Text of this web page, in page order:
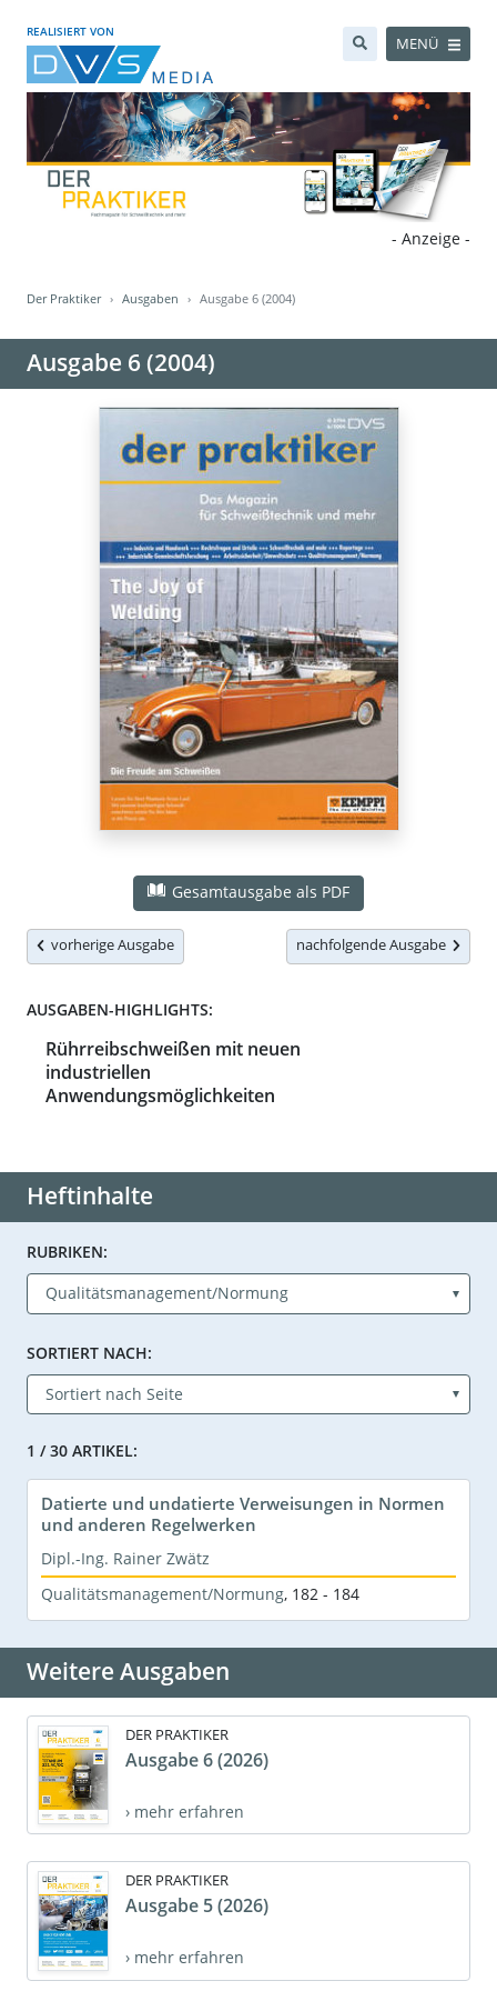
REALISIERT VON
MENÜ
- Anzeige -
Der Praktiker Ausgaben Ausgabe 6 (2004)
Ausgabe 6 (2004)
Gesamtausgabe als PDF
vorherige Ausgabe nachfolgende Ausgabe
AUSGABEN-HIGHLIGHTS:
Rührreibschweißen mit neuen
industriellen
Anwendungsmöglichkeiten
Heftinhalte
RUBRIKEN:
SORTIERT NACH:
1 / 30 ARTIKEL:
Datierte und undatierte Verweisungen in Normen
und anderen Regelwerken
Dipl.-Ing. Rainer Zwätz
Qualitätsmanagement/Normung, 182 - 184
Weitere Ausgaben
DER PRAKTIKER
Ausgabe 6 (2026)
› mehr erfahren
DER PRAKTIKER
Ausgabe 5 (2026)
› mehr erfahren